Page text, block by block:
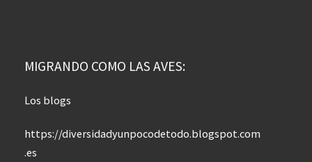
MIGRANDO COMO LAS AVES:
Los blogs
https://diversidadyunpocodetodo.blogspot.com
.es